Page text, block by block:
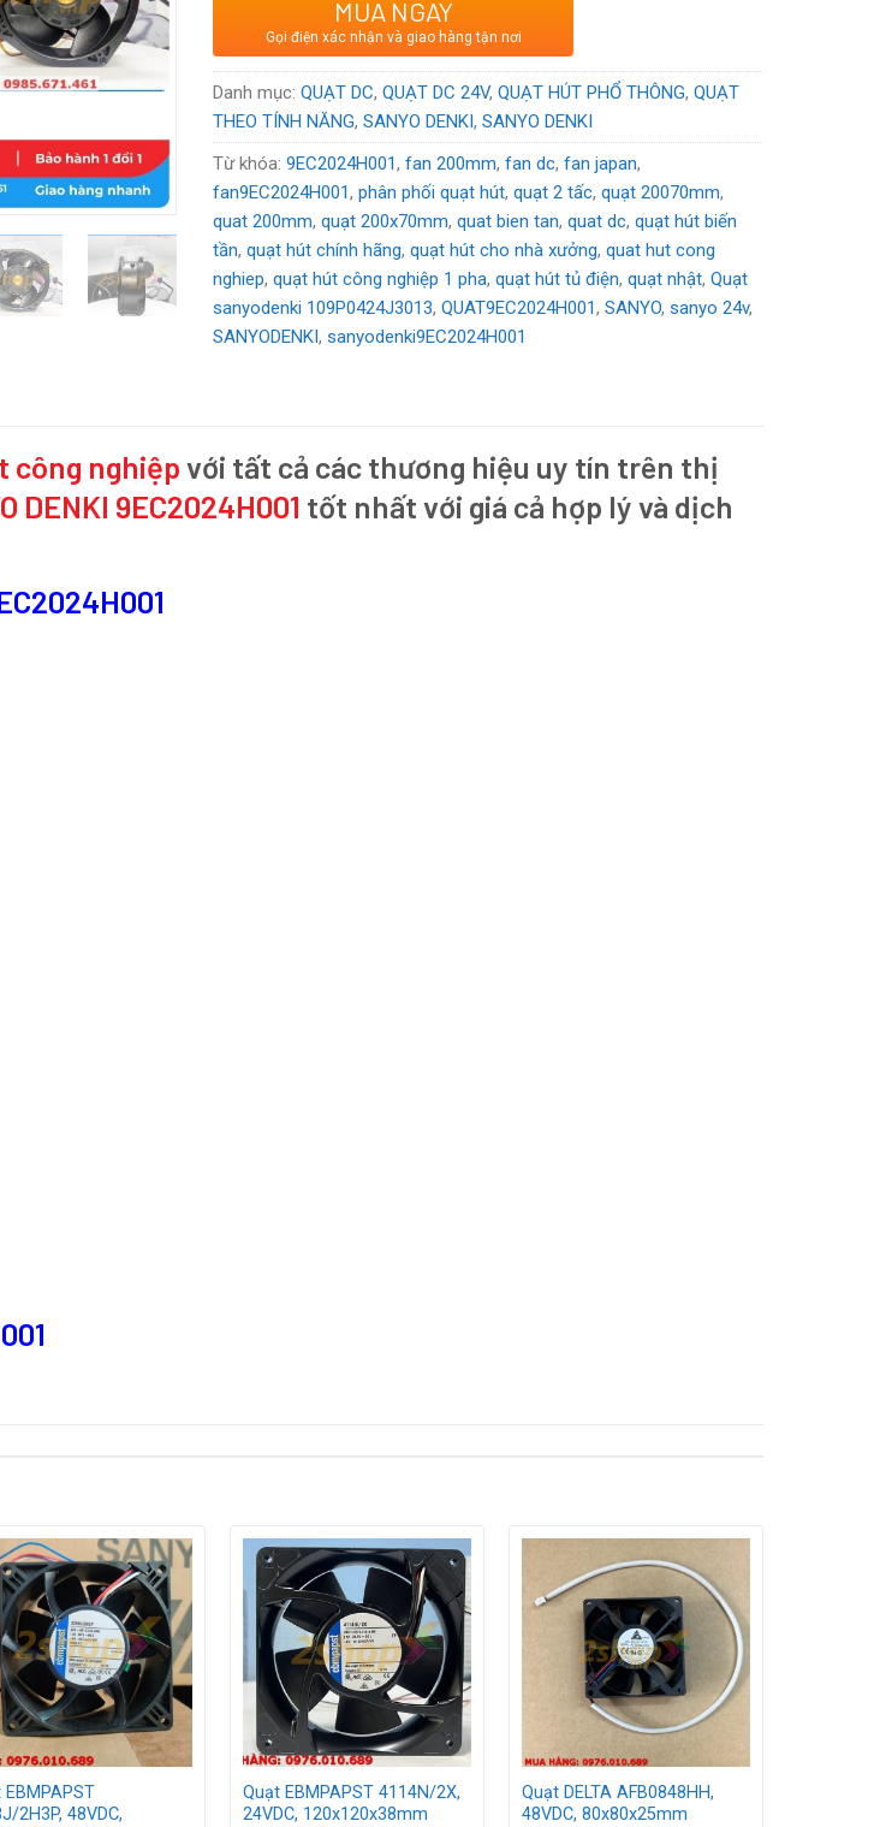
: Nhật Bản
Voltage:24VDC
MUA NGAY
Gọi điện xác nhận và giao hàng tận nơi
Danh mục:QUẠT DC,QUẠT DC 24V,QUẠT HÚT PHỔ THÔNG,QUẠT
THEO TÍNH NĂNG,SANYO DENKI,SANYO DENKI
Từ khóa:9EC2024H001,fan 200mm,fan dc,fan japan,
fan9EC2024H001,phân phối quạt hút,quạt 2 tấc,quạt 20070mm,
quat 200mm,quạt 200x70mm,quat bien tan,quat dc,quạt hút biến
tần,quạt hút chính hãng,quạt hút cho nhà xưởng,quat hut cong
nghiep,quạt hút công nghiệp 1 pha,quạt hút tủ điện,quạt nhật,Quạt
sanyodenki 109P0424J3013,QUAT9EC2024H001,SANYO,sanyo 24v,
SANYODENKI,sanyodenki9EC2024H001
công nghiệpvới tất cả các thương hiệu uy tín trên thị
DENKI 9EC2024H001 tốt nhất với giá cả hợp lý và dịch
EBMPAPST
2H3P, 48VDC,
Quạt EBMPAPST 4114N/2X,
24VDC, 120x120x38mm
Quạt DELTA AFB0848HH,
48VDC, 80x80x25mm